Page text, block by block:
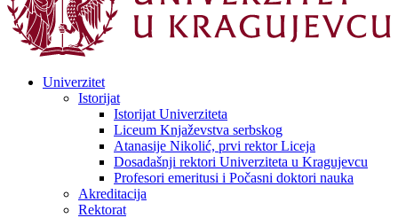
Univerzitet
Istorijat
Istorijat Univerziteta
Liceum Knjaževstva serbskog
Atanasije Nikolić, prvi rektor Liceja
Dosadašnji rektori Univerziteta u Kragujevcu
Profesori emeritusi i Počasni doktori nauka
Akreditacija
Rektorat